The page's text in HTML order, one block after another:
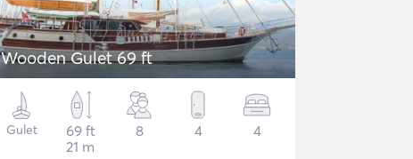
Wooden Gulet 69 ft
Gulet
69 ft
21 m
8 4 4